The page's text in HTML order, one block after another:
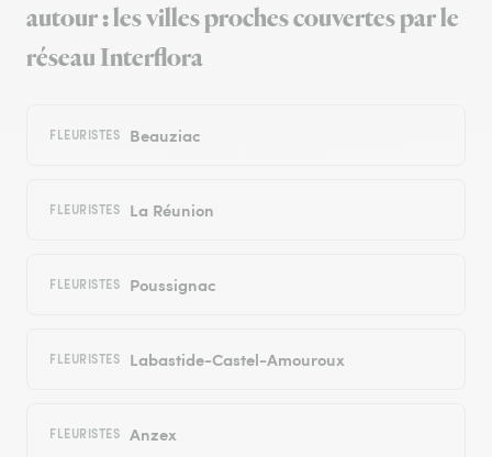
autour : les villes proches couvertes par le
réseau Interflora
FLEURISTES Beauziac
FLEURISTES La Réunion
FLEURISTES Poussignac
FLEURISTES Labastide-Castel-Amouroux
FLEURISTES Anzex